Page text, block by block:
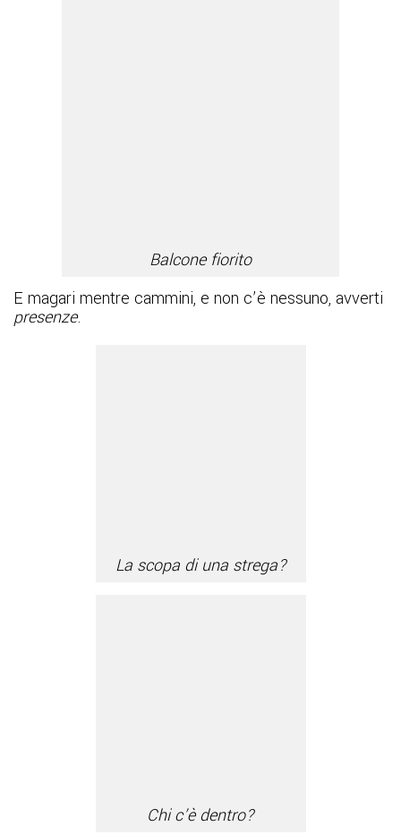
Balcone fiorito
E magari mentre cammini, e non c’è nessuno, avverti
presenze.
La scopa di una strega?
Chi c’è dentro?